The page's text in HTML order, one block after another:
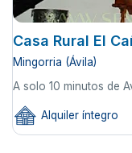
Casa Rural El
Mingorria (Ávila)
A solo 10 minutos de
Alquiler íntegro